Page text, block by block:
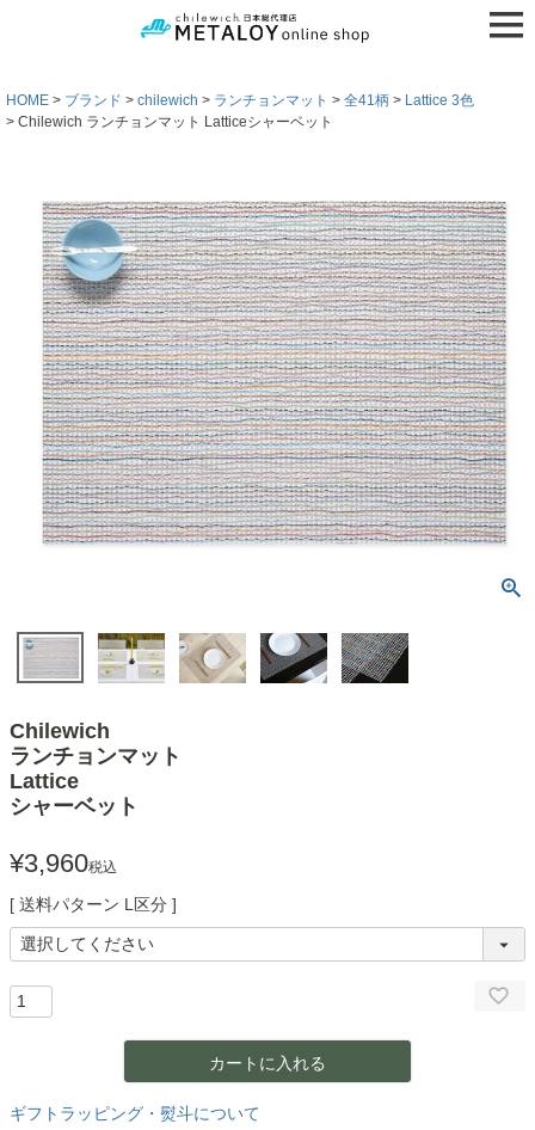
HOME ブランド chilewich ランチョンマット 全41柄
Lattice 3色
Chilewich ランチョンマット Latticeシャーベット
Chilewich
ランチョンマット
Lattice
シャーベット
¥3,960税込
送料パターン L区分
カートに入れる
ギフトラッピング・熨斗について
検索